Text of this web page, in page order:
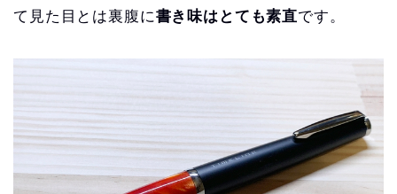
て見た目とは裏腹に書き味はとても素直です。